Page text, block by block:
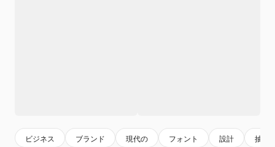
ビジネス ブランド 現代の フォント 設計 抽象